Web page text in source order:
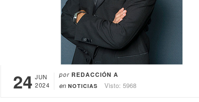
24 JUN
2024
por REDACCIÓN A
en NOTICIAS Visto: 5968